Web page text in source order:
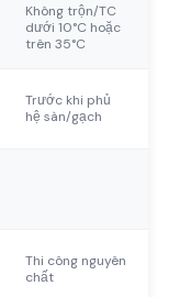
Không trộn/TC
dưới 10°C hoặc
trên 35°C
Trước khi phủ
hệ sàn/gạch
Thi công nguyên
chất